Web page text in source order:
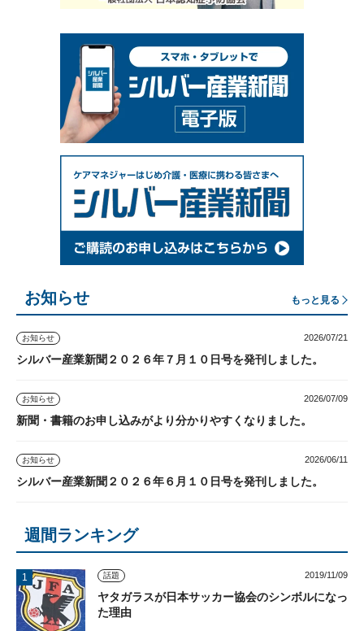
お知らせ もっと見る
お知らせ 2026/07/21
シルバー産業新聞２０２６年７月１０日号を発刊しました。
お知らせ 2026/07/09
新聞・書籍のお申し込みがより分かりやすくなりました。
お知らせ 2026/06/11
シルバー産業新聞２０２６年６月１０日号を発刊しました。
週間ランキング
話題 2019/11/09
ヤタガラスが日本サッカー協会のシンボルになっ
た理由